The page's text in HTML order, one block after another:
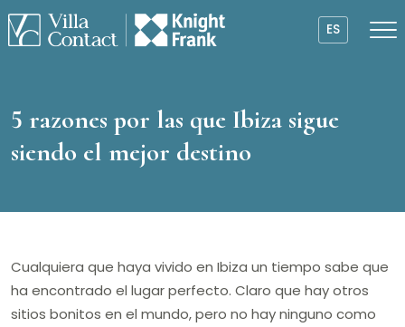
ES
5 razones por las que Ibiza sigue
siendo el mejor destino
Cualquiera que haya vivido en Ibiza un tiempo sabe que
ha encontrado el lugar perfecto. Claro que hay otros
sitios bonitos en el mundo, pero no hay ninguno como